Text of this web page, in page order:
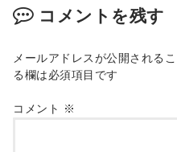
コメントを残す
メールアドレスが公開される
る欄は必須項目です
コメント ※